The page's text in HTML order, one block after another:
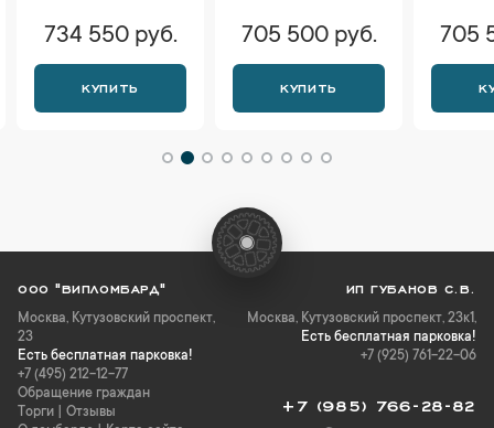
734 550 руб.
КУПИТЬ
705 500 руб.
КУПИТЬ
705
ООО "ВИПЛОМБАРД"
Москва, Кутузовский проспект,
23
Есть бесплатная парковка!
+7 (495) 212-12-77
Обращение граждан
Торги
Отзывы
ИП ГУБАНОВ С.В.
Москва, Кутузовский проспект, 23к1,
Есть бесплатная парковка!
+7 (925) 761-22-06
+7 (985) 766-28-82